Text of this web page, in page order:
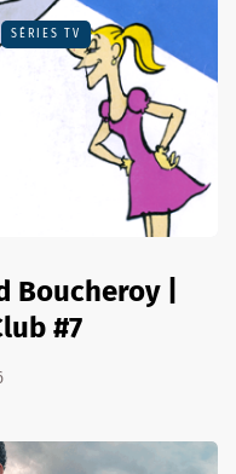
SÉRIES TV
Boucheroy |
#7